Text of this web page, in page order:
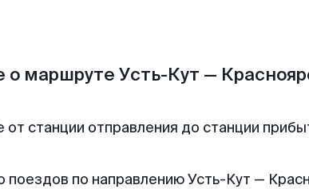
маршруте Усть-Кут —
от станции отправления до станции
поездов по направлению Усть-Кут —